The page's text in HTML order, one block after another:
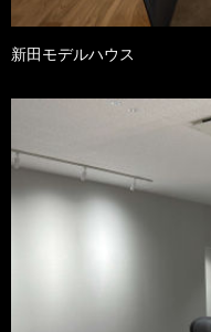
新田モデルハウス